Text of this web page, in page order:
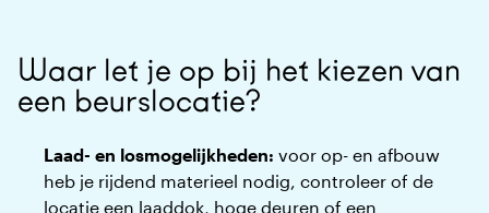
Waar let je op bij het kiezen van
een beurslocatie?
Laad- en losmogelijkheden: voor op- en afbouw
heb je rijdend materieel nodig, controleer of de
locatie een laaddok, hoge deuren of een